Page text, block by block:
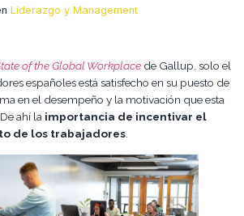
Liderazgo y Management
of the Global Workplace de Gallup, solo el
españoles está satisfecho en su puesto de
en el desempeño y la motivación que esta
ahí la importancia de incentivar el
de los trabajadores